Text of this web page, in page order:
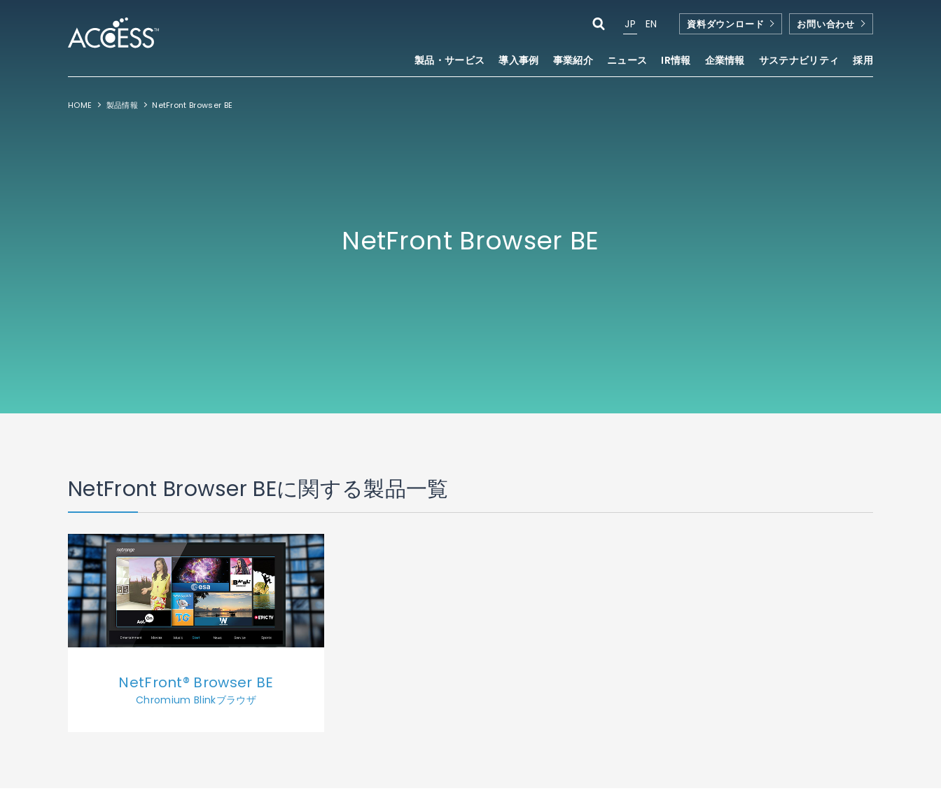
製品・サービス 導入事例 事業紹介 ニュース IR情報 企業情報 サステナビリティ 採用
JP EN 資料ダウンロード お問い合わせ
HOME 製品情報 NetFront Browser BE
NetFront Browser BE
NetFront Browser BEに関する製品一覧
NetFront® Browser BE
Chromium Blinkブラウザ